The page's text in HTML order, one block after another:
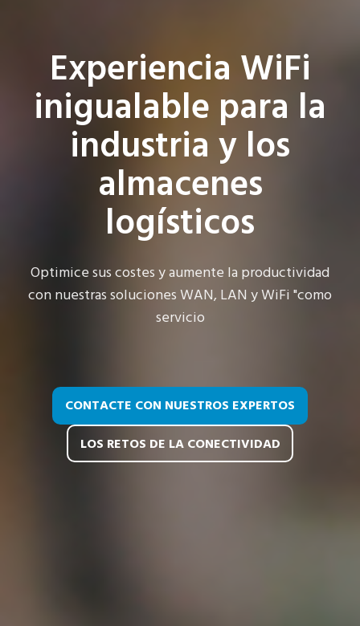
Experiencia WiFi
inigualable para la
industria y los
almacenes
logísticos
Optimice sus costes y aumente la productividad
con nuestras soluciones WAN, LAN y WiFi "como
servicio
CONTACTE CON NUESTROS EXPERTOS
LOS RETOS DE LA CONECTIVIDAD